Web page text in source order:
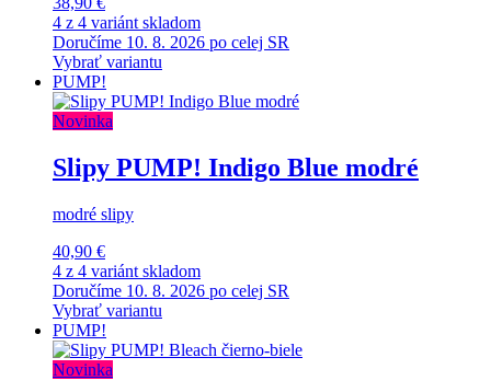
4 z 4 variánt skladom
Doručíme 10. 8. 2026 po celej SR
Vybrať variantu
PUMP!
Novinka
Slipy PUMP! Indigo Blue modré
modré slipy
40,90 €
4 z 4 variánt skladom
Doručíme 10. 8. 2026 po celej SR
Vybrať variantu
PUMP!
Novinka